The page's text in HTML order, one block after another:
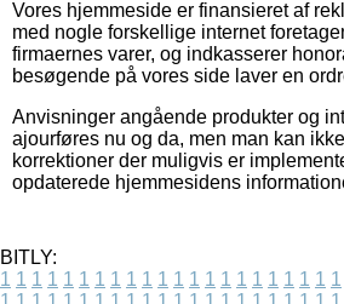
Vores hjemmeside er finansieret af
med nogle forskellige internet
firmaernes varer, og indkasserer
besøgende på vores side laver en
Anvisninger angående produkter og
ajourføres nu og da, men man kan
korrektioner der muligvis er
opdaterede hjemmesidens
BITLY:
1 1 1 1 1 1 1 1 1 1 1 1 1 1 1 1 1 1 1 1 1 1